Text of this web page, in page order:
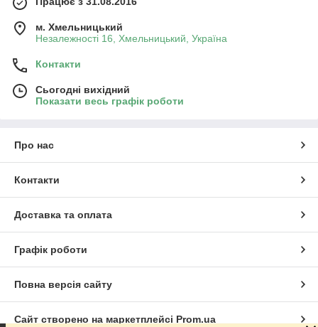
м. Хмельницький
Незалежності 16, Хмельницький, Україна
Контакти
Сьогодні вихідний
Показати весь графік роботи
Про нас
Контакти
Доставка та оплата
Графік роботи
Повна версія сайту
Сайт створено на маркетплейсі Prom.ua